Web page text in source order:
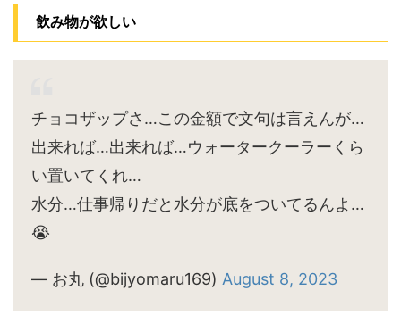
飲み物が欲しい
チョコザップさ…この金額で文句は言えんが…
出来れば…出来れば…ウォータークーラーくら
い置いてくれ…
水分…仕事帰りだと水分が底をついてるんよ…
😭
— お丸 (@bijyomaru169) August 8, 2023